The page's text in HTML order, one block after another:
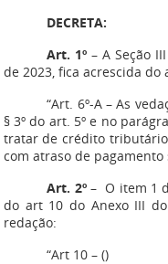
DECRETA:
Art. 1º– A Seção
de 2023, fica acrescida do
“Art. 6º-A – As
§ 3º do art. 5º e no
tratar de crédito
com atraso de
Art. 2º– O item 1
do art 10 do Anexo III
redação:
“Art 10 – ()